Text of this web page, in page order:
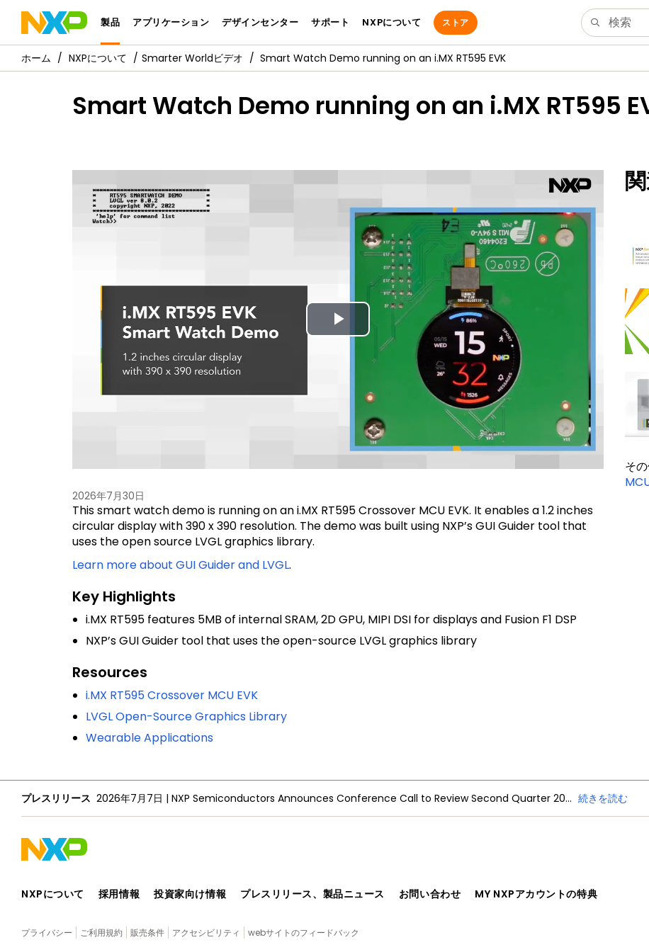
製品 アプリケーション デザインセンター サポート NXPについて ストア
NXPについて Smarter Worldビデオ Smart Watch Demo running on an i.MX RT595 EVK
Smart Watch Demo running on an i.MX RT595
Play
Video
2026年7月30日
This smart watch demo is running on an i.MX RT595 Crossover MCU EVK. It enables a 1.2 inches
circular display with 390 x 390 resolution. The demo was built using NXP’s GUI Guider tool that
uses the open source LVGL graphics library.
Learn more about GUI Guider and LVGL.
Key Highlights
i.MX RT595 features 5MB of internal SRAM, 2D GPU, MIPI DSI for displays and Fusion F1 DSP
NXP’s GUI Guider tool that uses the open-source LVGL graphics library
Resources
i.MX RT595 Crossover MCU EVK
LVGL Open-Source Graphics Library
Wearable Applications
そ
プレスリリース 2026年7月7日 | NXP Semiconductors Announces Conference Call to Review Second Quarter 2026 Financial Results 続きを読む
NXPについて 採用情報 投資家向け情報 プレスリリース、製品ニュース お問い合わせ MY NXPアカウントの特典
プライバシー ご利用規約 販売条件 アクセシビリティ webサイトのフィードバック